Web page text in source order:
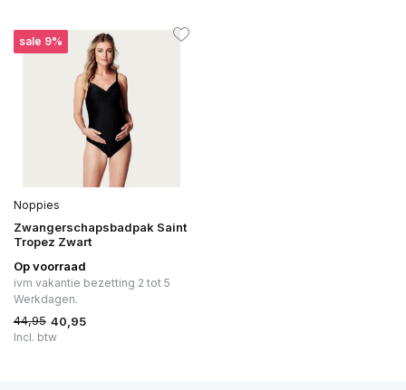
sale 9%
Noppies
Zwangerschapsbadpak Saint
Tropez Zwart
Op voorraad
ivm vakantie bezetting 2 tot 5
Werkdagen.
44,95 40,95
Incl. btw